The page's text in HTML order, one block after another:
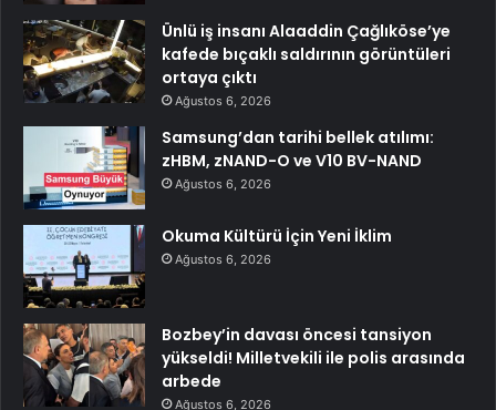
Ünlü iş insanı Alaaddin Çağlıköse’ye
kafede bıçaklı saldırının görüntüleri
ortaya çıktı
Ağustos 6, 2026
Samsung’dan tarihi bellek atılımı:
zHBM, zNAND-O ve V10 BV-NAND
Ağustos 6, 2026
Okuma Kültürü İçin Yeni İklim
Ağustos 6, 2026
Bozbey’in davası öncesi tansiyon
yükseldi! Milletvekili ile polis arasında
arbede
Ağustos 6, 2026